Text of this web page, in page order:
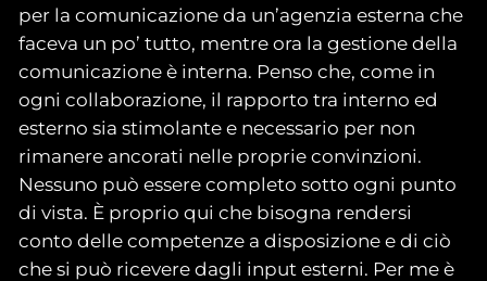
per la comunicazione da un’agenzia esterna che
faceva un po’ tutto, mentre ora la gestione della
comunicazione è interna. Penso che, come in
ogni collaborazione, il rapporto tra interno ed
esterno sia stimolante e necessario per non
rimanere ancorati nelle proprie convinzioni.
Nessuno può essere completo sotto ogni punto
di vista. È proprio qui che bisogna rendersi
conto delle competenze a disposizione e di ciò
che si può ricevere dagli input esterni. Per me è